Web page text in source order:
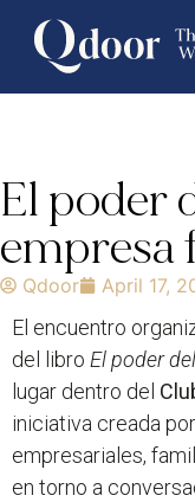
El poder
empresa
Qdoor April 17,
El encuentro
del libro El poder
lugar dentro del
iniciativa creada
empresariales,
en torno a